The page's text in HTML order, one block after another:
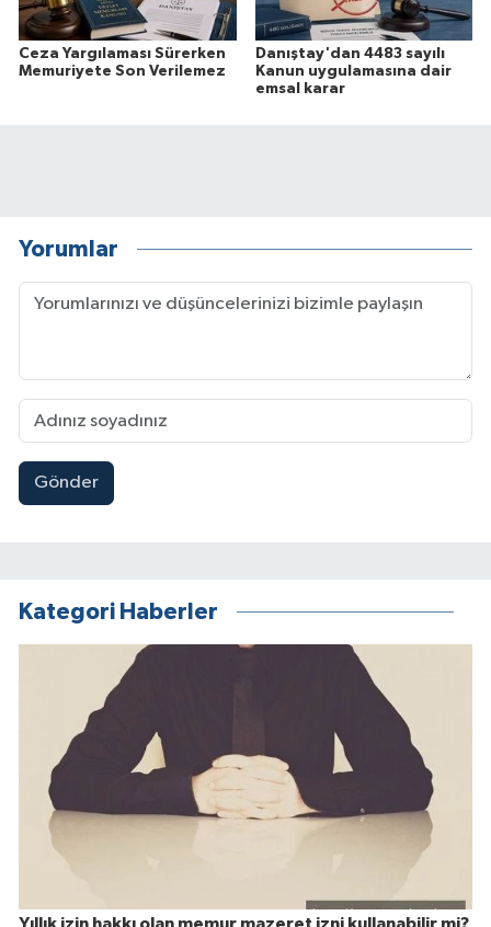
Ceza Yargılaması Sürerken
Memuriyete Son Verilemez
Danıştay'dan 4483 sayılı
Kanun uygulamasına dair
emsal karar
Yorumlar
Gönder
Kategori Haberler